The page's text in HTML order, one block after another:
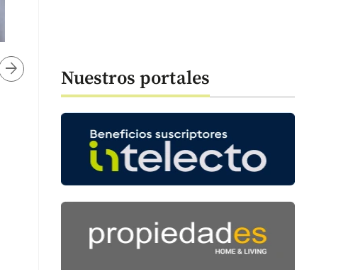
Uno de los mensajes en el plantón que se realizó en su homenaje tras su
arrow_forward Nuestros portales